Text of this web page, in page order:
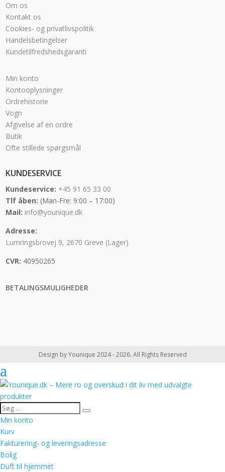
Om os
Kontakt os
Cookies- og privatlivspolitik
Handelsbetingelser
Kundetilfredshedsgaranti
Min konto
Kontooplysninger
Ordrehistorie
Vogn
Afgivelse af en ordre
Butik
Ofte stillede spørgsmål
KUNDESERVICE
Kundeservice: +45 91 65 33 00
Tlf åben: (Man-Fre: 9:00 – 17:00)
Mail: info@younique.dk
Adresse:
Lumringsbrovej 9, 2670 Greve (Lager)
CVR: 40950265
BETALINGSMULIGHEDER
Design by Younique 2024 - 2026. All Rights Reserved
Min konto
Kurv
Fakturering- og leveringsadresse
Bolig
Duft til hjemmet